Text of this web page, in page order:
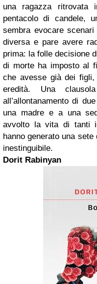
una ragazza
pentacolo di candele,
sembra evocare
diversa e pare avere
prima: la folle decisione
di morte ha imposto al
che avesse già dei
eredità. Una
all’allontanamento di
una madre e a una
avvolto la vita di tanti
hanno generato una
inestinguibile.
Dorit Rabinyan